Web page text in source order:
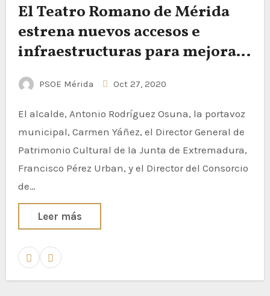
El Teatro Romano de Mérida
estrena nuevos accesos e
infraestructuras para mejorar
la accesibilidad y la estética del
recinto
PSOE Mérida Oct 27, 2020
El alcalde, Antonio Rodríguez Osuna, la portavoz
municipal, Carmen Yáñez, el Director General de
Patrimonio Cultural de la Junta de Extremadura,
Francisco Pérez Urban, y el Director del Consorcio
de…
Leer más